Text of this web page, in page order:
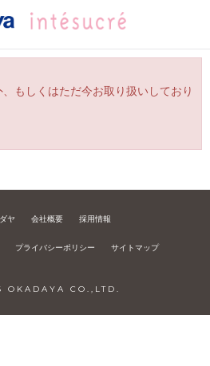
もしくはただ今お取り扱いしており
ヤ 会社概要 採用情報
プライバシーポリシー サイトマップ
OKADAYA CO.,LTD.